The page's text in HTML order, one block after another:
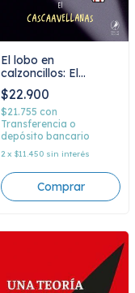
El lobo en
calzoncillos: El
Cascaavellanas,
Lupano Itoiz
$22.900
$21.755 con
Transferencia o
depósito bancario
2 x $11.450 sin interés